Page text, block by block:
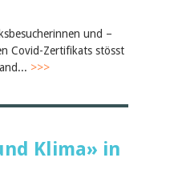
und –
Covid-Zertifikats stösst
>>>
Klima» in